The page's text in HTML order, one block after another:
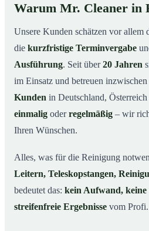
Warum Mr. Cleaner in
Unsere Kunden schätzen vor allem
die kurzfristige Terminvergabe
Ausführung. Seit über20 Jahren
im Einsatz und betreuen inzwischen
Kunden in Deutschland,
einmalig oderregelmäßig – wir
Ihren Wünschen.
Alles, was für die Reinigung
Leitern, Teleskopstangen,
bedeutet das: kein Aufwand, keine
streifenfreie Ergebnisse vom Profi.